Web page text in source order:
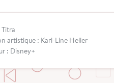
Titra
artistique : Karl-Line Heller
: Disney+